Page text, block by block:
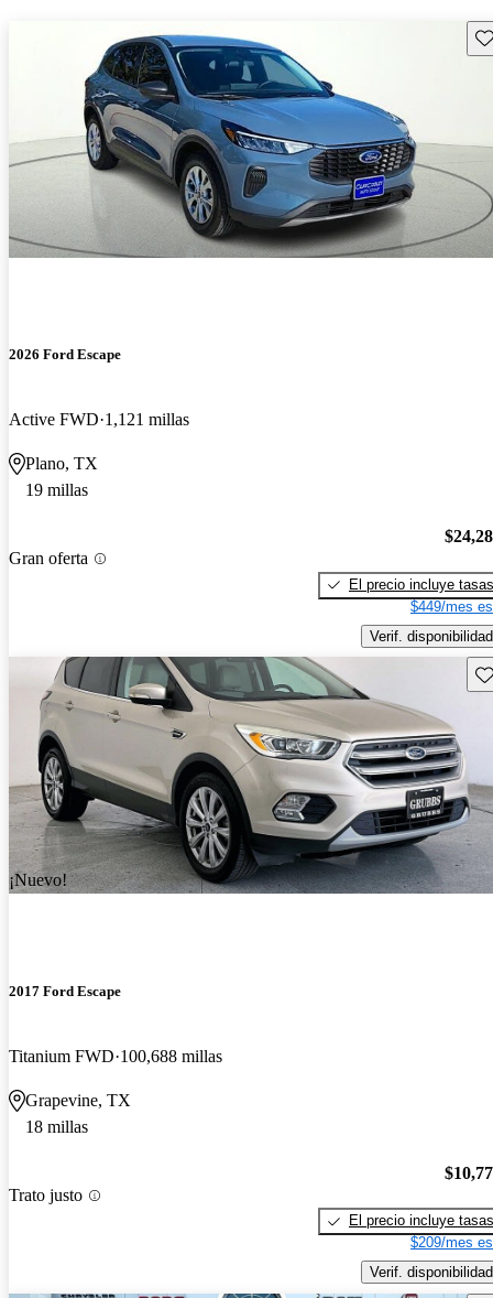
2026 Ford Escape
Active FWD 1,121 millas
Plano, TX
19 millas
Gran oferta
El precio incluye tasas
$449/mes
Verif. disponibilidad
¡Nuevo!
2017 Ford Escape
Titanium FWD 100,688 millas
Grapevine, TX
18 millas
Trato justo
El precio incluye tasas
$209/mes
Verif. disponibilidad